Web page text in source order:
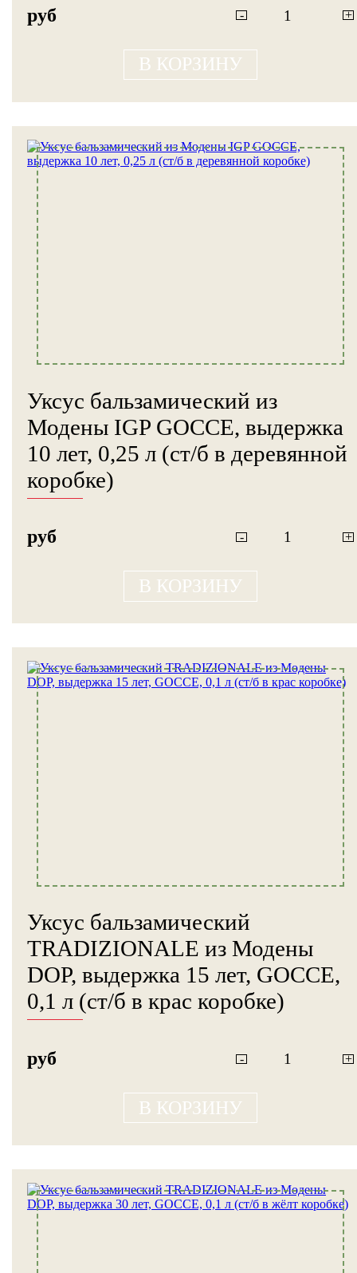
руб - +
В КОРЗИНУ
Уксус бальзамический из
Модены IGP GOCCE, выдержка
10 лет, 0,25 л (ст/б в деревянной
коробке)
руб - +
В КОРЗИНУ
Уксус бальзамический
TRADIZIONALE из Модены
DOP, выдержка 15 лет, GOCCE,
0,1 л (ст/б в крас коробке)
руб - +
В КОРЗИНУ